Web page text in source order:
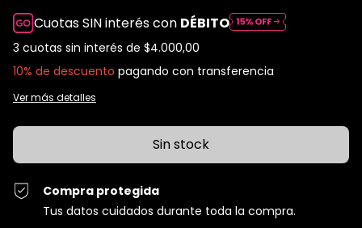
Cuotas SIN interés con DÉBITO
3 cuotas sin interés de $4.000,00
10% de descuento pagando con transferencia
Ver más detalles
Compra protegida
Tus datos cuidados durante toda la compra.